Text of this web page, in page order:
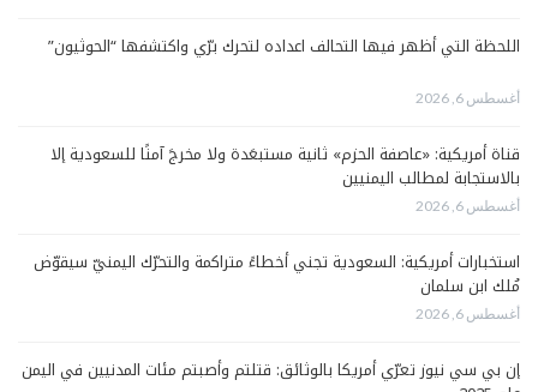
اللحظة التي أظهر فيها التحالف اعداده لتحرك برّي واكتشفها “الحوثيون”
أغسطس 6, 2026
قناة أمريكية: «عاصفة الحزم» ثانية مستبعَدة ولا مخرجَ آمنًا للسعودية إلا
بالاستجابة لمطالب اليمنيين
أغسطس 6, 2026
استخبارات أمريكية: السعودية تجني أخطاءً متراكمة والتحرّك اليمنيّ سيقوّض
مُلك ابن سلمان
أغسطس 6, 2026
إن بي سي نيوز تعرّي أمريكا بالوثائق: قتلتم وأصبتم مئات المدنيين في اليمن